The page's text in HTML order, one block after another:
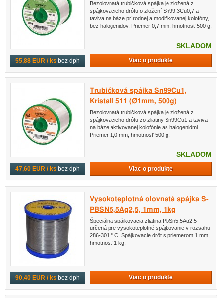
55,88 EUR / ks bez dph
Bezolovnatá trubičková spájka je zložená z
spájkovacieho drôtu o zložení Sn99,3Cu0,7 a
taviva na báze prírodnej a modifikovanej kolofóny,
bez halogenidov. Priemer 0,7 mm, hmotnosť 500 g.
SKLADOM
Viac o produkte
47,60 EUR / ks bez dph
Trubičková spájka Sn99Cu1,
Kristall 511 (Ø1mm, 500g)
Bezolovnatá trubičková spájka je zložená z
spájkovacieho drôtu zo zliatiny Sn99Cu1 a taviva
na báze aktivovanej kolofónie as halogenidmi.
Priemer 1,0 mm, hmotnosť 500 g.
SKLADOM
Viac o produkte
90,40 EUR / ks bez dph
Vysokoteplotná olovnatá spájka S-
PBSN5,5Ag2,5, 1mm, 1kg
Špeciálna spájkovacia zliatina PbSn5,5Ag2,5
určená pre vysokoteplotné spájkovanie v rozsahu
286-301 ° C. Spájkovacie drôt s priemerom 1 mm,
hmotnosť 1 kg.
Viac o produkte